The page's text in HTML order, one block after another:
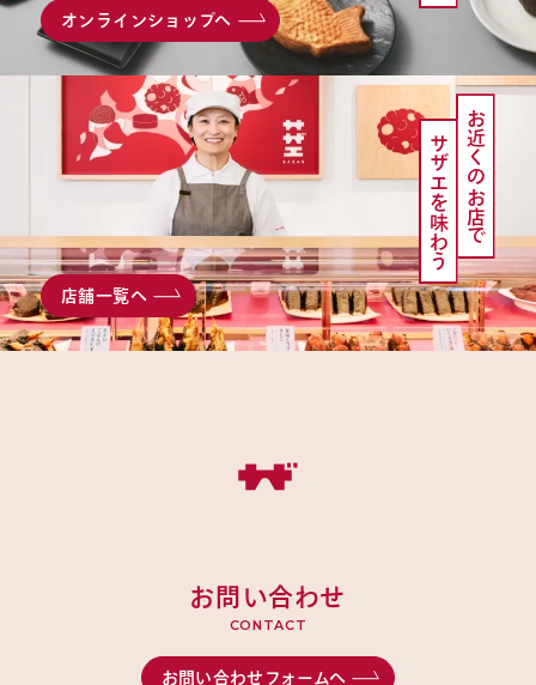
オンラインショップへ
お近くのお店で
サザエを味わう
店舗一覧へ
お問い合わせ
CONTACT
お問い合わせフォームへ